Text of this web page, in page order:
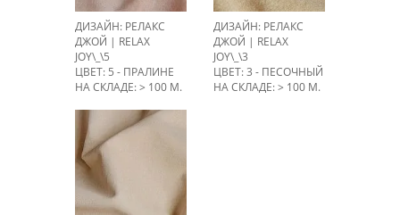
ДИЗАЙН: РЕЛАКС
ДЖОЙ | RELAX
JOY\_\5
ЦВЕТ: 5 - ПРАЛИНЕ
НА СКЛАДЕ: > 100 М.
ДИЗАЙН: РЕЛАКС
ДЖОЙ | RELAX
JOY\_\3
ЦВЕТ: 3 - ПЕСОЧНЫЙ
НА СКЛАДЕ: > 100 М.